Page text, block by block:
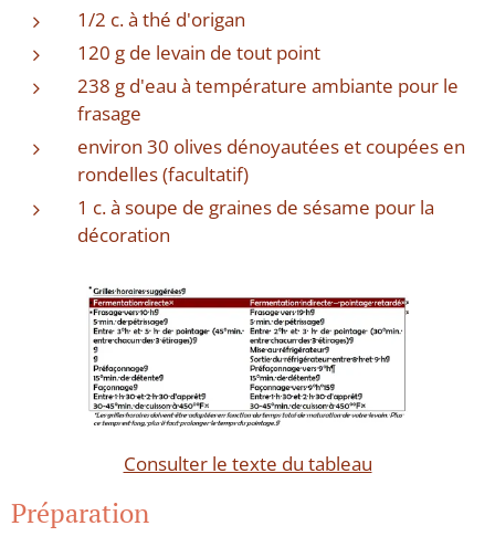
1/2 c. à thé d'origan
120 g de levain de tout point
238 g d'eau à température ambiante pour le
frasage
environ 30 olives dénoyautées et coupées en
rondelles (facultatif)
1 c. à soupe de graines de sésame pour la
décoration
Consulter le texte du tableau
Préparation